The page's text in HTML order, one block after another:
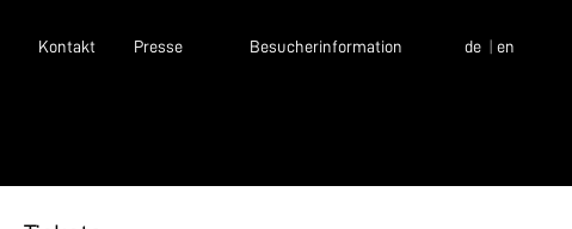
Kontakt Presse Besucherinformation de en